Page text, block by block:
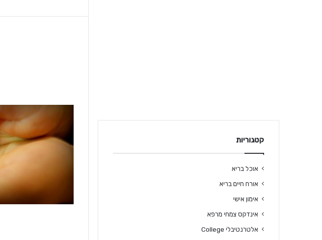
קטגוריות
אוכל בריא
אורח חיים בריא
אימון אישי
אינדקס צמחי מרפא
אלטרנטיבלי College